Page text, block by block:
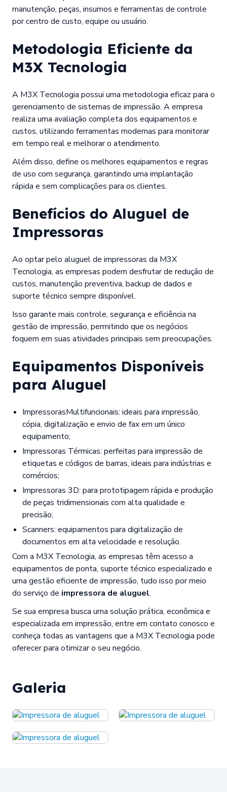
manutenção, peças, insumos e ferramentas de controle
por centro de custo, equipe ou usuário.
Metodologia Eficiente da
M3X Tecnologia
A M3X Tecnologia possui uma metodologia eficaz para o
gerenciamento de sistemas de impressão. A empresa
realiza uma avaliação completa dos equipamentos e
custos, utilizando ferramentas modernas para monitorar
em tempo real e melhorar o atendimento.
Além disso, define os melhores equipamentos e regras
de uso com segurança, garantindo uma implantação
rápida e sem complicações para os clientes.
Benefícios do Aluguel de
Impressoras
Ao optar pelo aluguel de impressoras da M3X
Tecnologia, as empresas podem desfrutar de redução de
custos, manutenção preventiva, backup de dados e
suporte técnico sempre disponível.
Isso garante mais controle, segurança e eficiência na
gestão de impressão, permitindo que os negócios
foquem em suas atividades principais sem preocupações.
Equipamentos Disponíveis
para Aluguel
ImpressorasMultifuncionais: ideais para impressão,
cópia, digitalização e envio de fax em um único
equipamento;
Impressoras Térmicas: perfeitas para impressão de
etiquetas e códigos de barras, ideais para indústrias e
comércios;
Impressoras 3D: para prototipagem rápida e produção
de peças tridimensionais com alta qualidade e
precisão;
Scanners: equipamentos para digitalização de
documentos em alta velocidade e resolução.
Com a M3X Tecnologia, as empresas têm acesso a
equipamentos de ponta, suporte técnico especializado e
uma gestão eficiente de impressão, tudo isso por meio
do serviço de impressora de aluguel.
Se sua empresa busca uma solução prática, econômica e
especializada em impressão, entre em contato conosco e
conheça todas as vantagens que a M3X Tecnologia pode
oferecer para otimizar o seu negócio.
Galeria